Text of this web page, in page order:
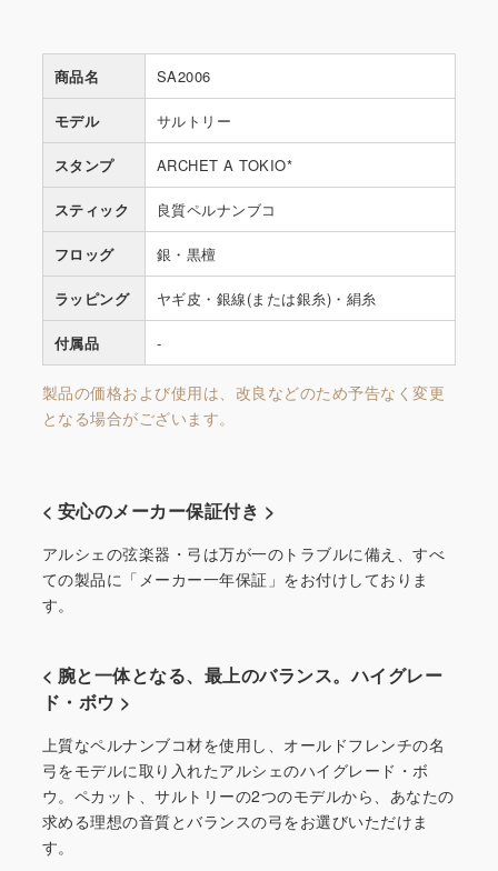
商品名 SA2006
モデル サルトリー
スタンプ ARCHET A TOKIO*
スティック 良質ペルナンブコ
フロッグ 銀・黒檀
ラッピング ヤギ皮・銀線(または銀糸)・絹糸
付属品 -
製品の価格および使用は、改良などのため予告なく変更
となる場合がございます。
< 安心のメーカー保証付き >
アルシェの弦楽器・弓は万が一のトラブルに備え、すべ
ての製品に「メーカー一年保証」をお付けしておりま
す。
< 腕と一体となる、最上のバランス。ハイグレー
ド・ボウ >
上質なペルナンブコ材を使用し、オールドフレンチの名
弓をモデルに取り入れたアルシェのハイグレード・ボ
ウ。ペカット、サルトリーの2つのモデルから、あなたの
求める理想の音質とバランスの弓をお選びいただけま
す。